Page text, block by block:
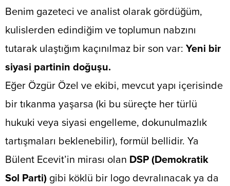
​Benim gazeteci ve analist olarak gördüğüm,
kulislerden edindiğim ve toplumun nabzını
tutarak ulaştığım kaçınılmaz bir son var: Yeni bir
siyasi partinin doğuşu.
​Eğer Özgür Özel ve ekibi, mevcut yapı içerisinde
bir tıkanma yaşarsa (ki bu süreçte her türlü
hukuki veya siyasi engelleme, dokunulmazlık
tartışmaları beklenebilir), formül bellidir. Ya
Bülent Ecevit’in mirası olan DSP (Demokratik
Sol Parti) gibi köklü bir logo devralınacak ya da